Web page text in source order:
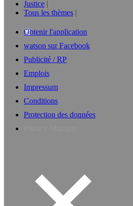
Justice
Tous les thèmes
Obtenir l'application
watson sur Facebook
Publicité / RP
Emplois
Impressum
Conditions
Protection des données